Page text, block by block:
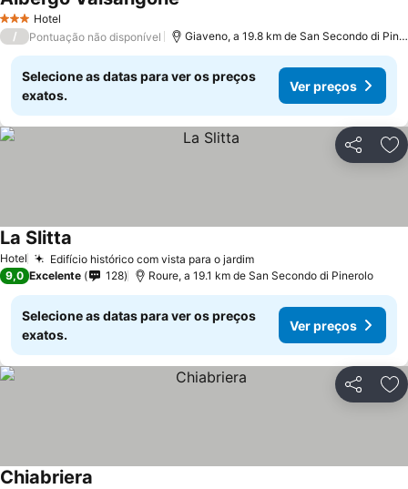
3 EstrelasHotel
/ Pontuação não disponível Giaveno, a 19.8 km de San Secondo di Pinerolo
Selecione as datas para ver os preços
exatos.
Ver preços
Partilhar
Hotel Edifício histórico com vista para o jardim
La Slitta
9,0 Excelente 128 Roure, a 19.1 km de San Secondo di Pinerolo
Selecione as datas para ver os preços
exatos.
Ver preços
Partilhar
Chiabriera